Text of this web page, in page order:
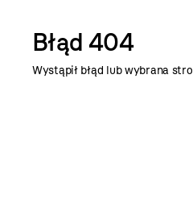
Błąd 404
Wystąpił błąd lub wybrana